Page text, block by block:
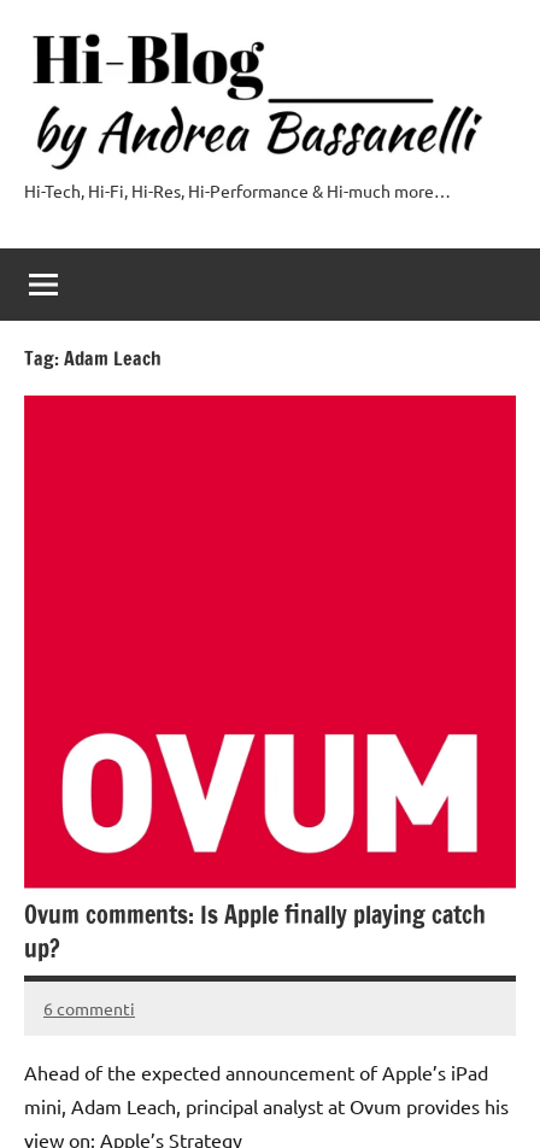
contenuto
Hi-
Blog
by
Andrea
Bassanelli
Hi-Tech, Hi-Fi, Hi-Res, Hi-Performance & Hi-much more…
Tag:Adam Leach
Ovum comments: Is Apple finally playing catch
up?
3
2016
Andrea
6 commenti
Ahead of the expected announcement of Apple’s iPad
mini, Adam Leach, principal analyst at Ovum provides his
view on: Apple’s Strategy